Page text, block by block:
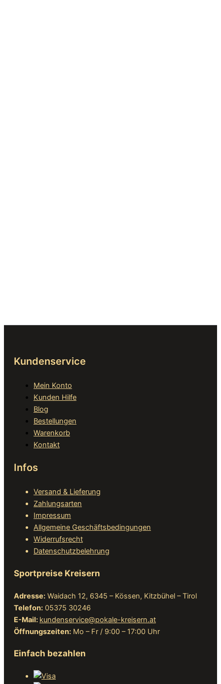
Kundenservice
Mein Konto
Kunden Hilfe
Blog
Bestellungen
Warenkorb
Kontakt
Infos
Versand & Lieferung
Zahlungsarten
Impressum
Allgemeine Geschäftsbedingungen
Widerrufsrecht
Datenschutzbelehrung
Sportpreise Kreisern
Adresse: Waidach 12, 6345 – Kössen, Kitzbühel – Tirol
Telefon: 05375 30246
E-Mail: kundenservice@pokale-kreisern.at
Öffnungszeiten: Mo – Fr / 9:00 – 17:00 Uhr
Einfach bezahlen